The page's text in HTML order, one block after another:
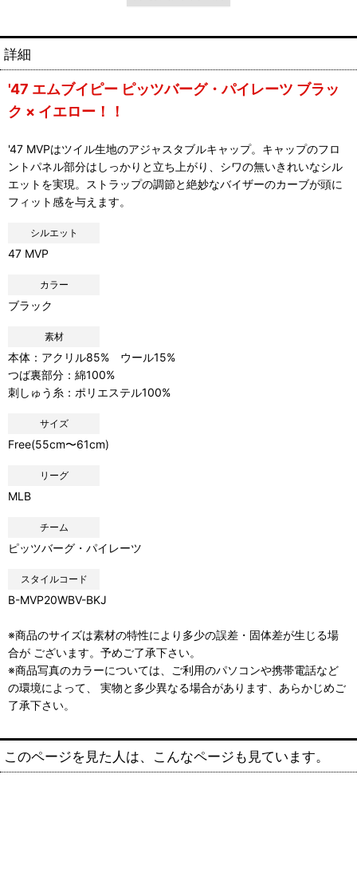
詳細
'47 エムブイピー ピッツバーグ・パイレーツ ブラッ
ク × イエロー！！
'47 MVPはツイル生地のアジャスタブルキャップ。キャップのフロ
ントパネル部分はしっかりと立ち上がり、シワの無いきれいなシル
エットを実現。ストラップの調節と絶妙なバイザーのカーブが頭に
フィット感を与えます。
シルエット
47 MVP
カラー
ブラック
素材
本体：アクリル85% ウール15%
つば裏部分：綿100%
刺しゅう糸：ポリエステル100%
サイズ
Free(55cm〜61cm)
リーグ
MLB
チーム
ピッツバーグ・パイレーツ
スタイルコード
B-MVP20WBV-BKJ
※商品のサイズは素材の特性により多少の誤差・固体差が生じる場
合が ございます。予めご了承下さい。
※商品写真のカラーについては、ご利用のパソコンや携帯電話など
の環境によって、 実物と多少異なる場合があります、あらかじめご
了承下さい。
このページを見た人は、こんなページも見ています。